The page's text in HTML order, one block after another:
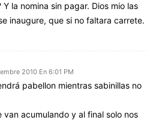
Y la nomina sin pagar. Dios mio las
inaugure, que si no faltara carrete.
2010 En 6:01 PM
pabellon mientras sabinillas no
van acumulando y al final solo nos